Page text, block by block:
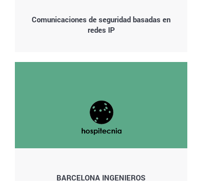
Comunicaciones de seguridad basadas en
redes IP
BARCELONA INGENIEROS